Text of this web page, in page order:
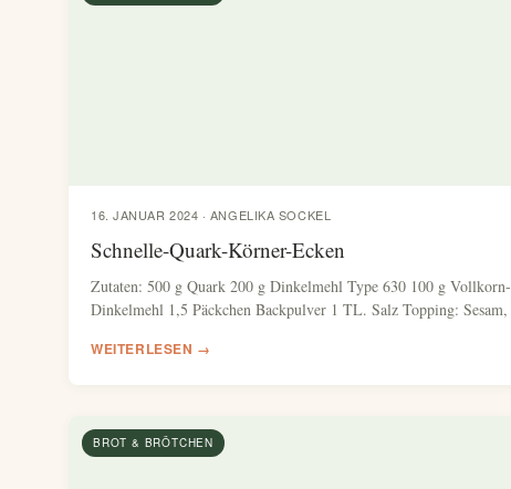
16. JANUAR 2024 · ANGELIKA SOCKEL
Schnelle-Quark-Körner-Ecken
Zutaten: 500 g Quark 200 g Dinkelmehl Type 630 100 g Vollkorn-
Dinkelmehl 1,5 Päckchen Backpulver 1 TL. Salz Topping: Sesam,
WEITERLESEN →
BROT & BRÖTCHEN